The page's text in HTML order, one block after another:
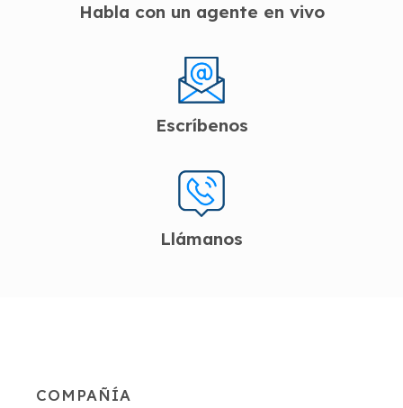
Habla con un agente en vivo
Escríbenos
Llámanos
COMPAÑÍA